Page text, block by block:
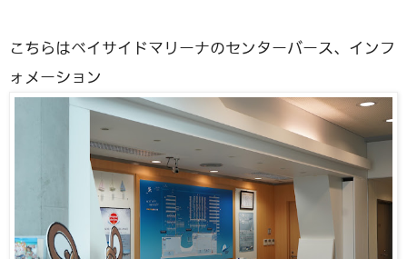
こちらはベイサイドマリーナのセンターバース、インフ
ォメーション